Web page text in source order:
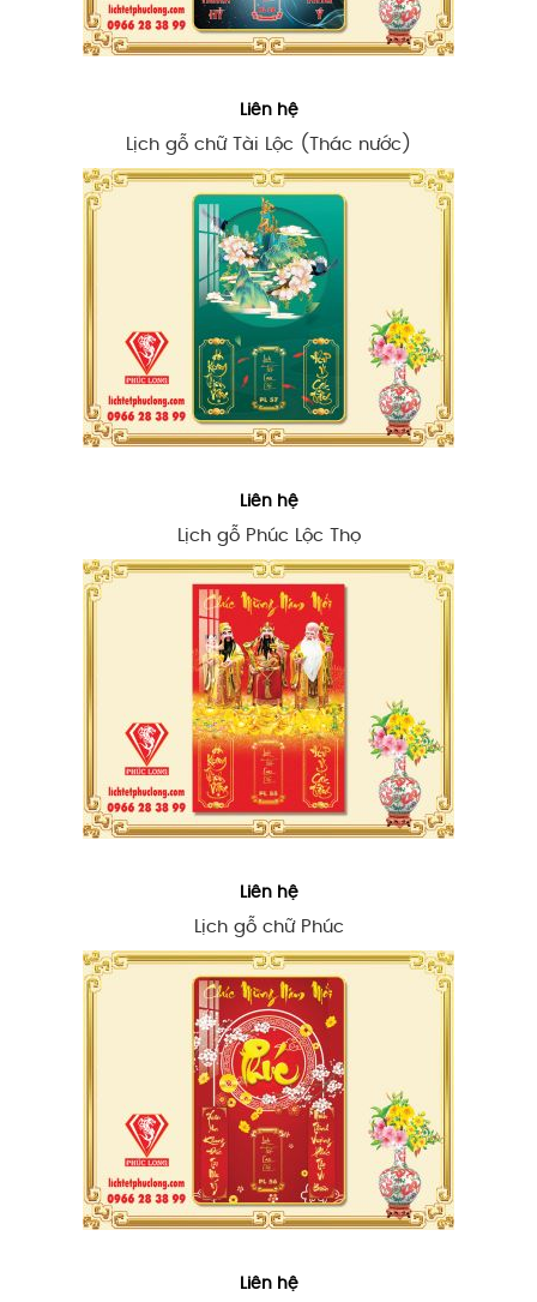
Liên hệ
Lịch gỗ chữ Tài Lộc (Thác nước)
Liên hệ
Lịch gỗ Phúc Lộc Thọ
Liên hệ
Lịch gỗ chữ Phúc
Liên hệ